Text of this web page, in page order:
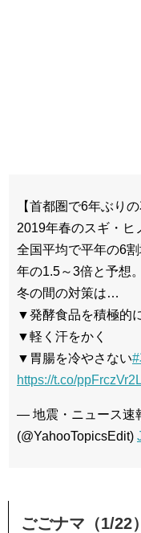
【首都圏で6年ぶり
2019年春のスギ・ヒ
全国平均で平年の6
年の1.5～3倍と予想。
冬の間の対策は…
▼発酵食品を積極的
▼軽く汗をかく
▼胃腸を冷やさない
https://t.co/ppFrczVr2L
— 地震・ニュース速
(@YahooTopicsEdit)
ごごナマ（1/22